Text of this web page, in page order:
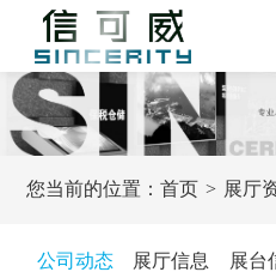
您当前的位置：首页 展厅
公司动态 展厅信息 展台